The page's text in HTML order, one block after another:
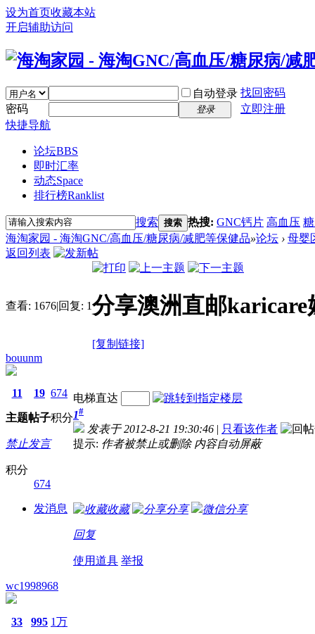
设为首页收藏本站
开启辅助访问
自动登录 找回密码
密码
登录
立即注册
快捷导航
论坛BBS
即时汇率
动态Space
排行榜Ranklist
搜索 搜索 热搜: GNC钙片 高血压
海淘家园 - 海淘GNC/高血压/糖尿病/减肥等保健品»论坛 › 母婴
返回列表
查看: 1676|回复: 1分享澳洲直邮
[复制链接]
bouunm
11
主题
19
帖子
674
积分
禁止发言
积分
674
发消息
电梯直达
1#
发表于 2012-8-21 19:30:46 | 只看该作者
提示: 作者被禁止或删除 内容自动屏蔽
收藏 分享 微信分享
回复
使用道具 举报
wc1998968
33 995 1万